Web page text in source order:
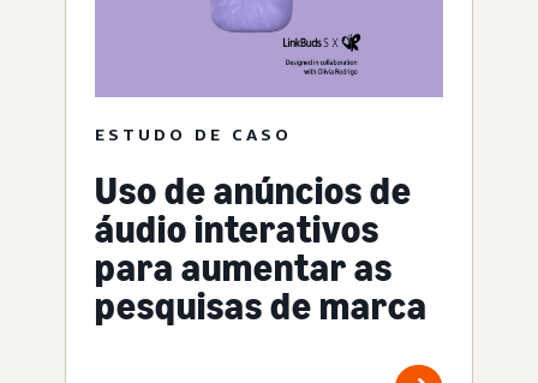
ESTUDO DE CASO
Uso de anúncios de
áudio interativos
para aumentar as
pesquisas de marca